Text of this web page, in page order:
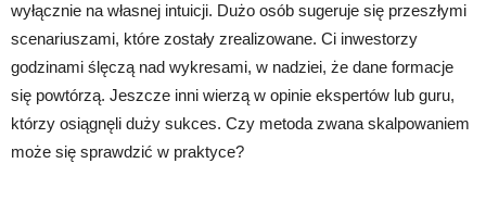
wyłącznie na własnej intuicji. Dużo osób sugeruje się przeszłymi
scenariuszami, które zostały zrealizowane. Ci inwestorzy
godzinami ślęczą nad wykresami, w nadziei, że dane formacje
się powtórzą. Jeszcze inni wierzą w opinie ekspertów lub guru,
którzy osiągnęli duży sukces. Czy metoda zwana skalpowaniem
może się sprawdzić w praktyce?